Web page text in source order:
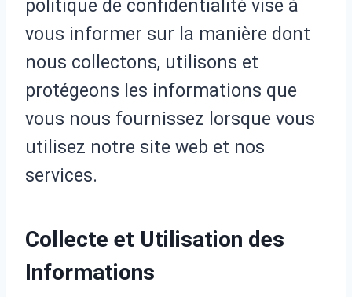
politique de confidentialité vise à
vous informer sur la manière dont
nous collectons, utilisons et
protégeons les informations que
vous nous fournissez lorsque vous
utilisez notre site web et nos
services.
Collecte et Utilisation des
Informations